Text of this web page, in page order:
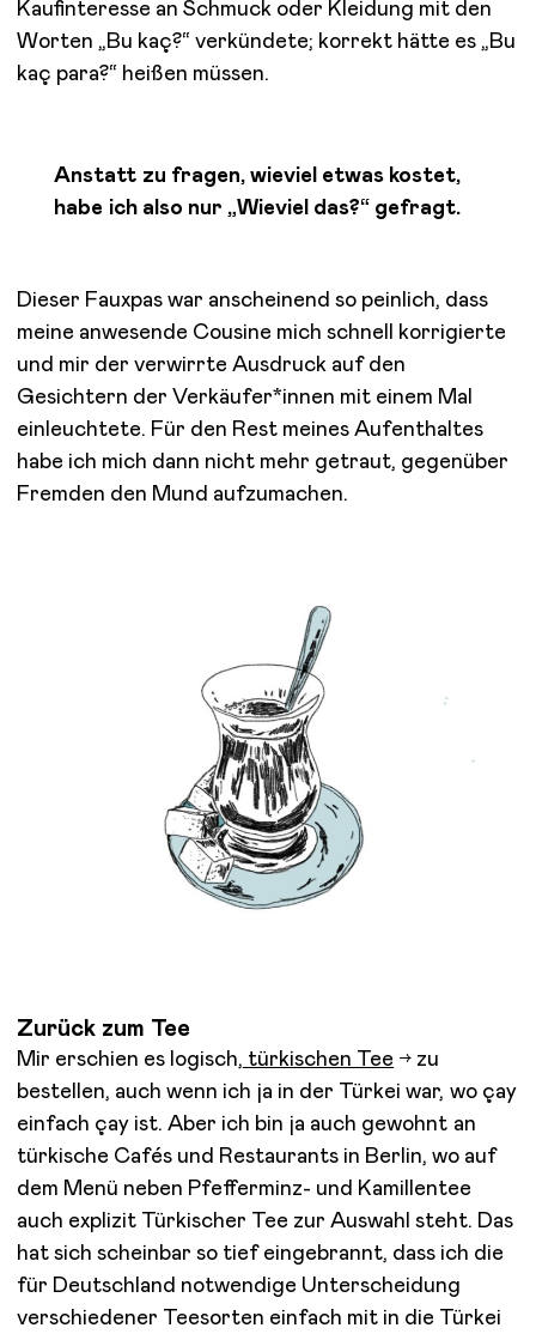
Kaufinteresse an Schmuck oder Kleidung mit den
Worten „Bu kaç?“ verkündete; korrekt hätte es „Bu
kaç para?“ heißen müssen.
Anstatt zu fragen, wieviel etwas kostet,
habe ich also nur „Wieviel das?“ gefragt.
Dieser Fauxpas war anscheinend so peinlich, dass
meine anwesende Cousine mich schnell korrigierte
und mir der verwirrte Ausdruck auf den
Gesichtern der Verkäufer*innen mit einem Mal
einleuchtete. Für den Rest meines Aufenthaltes
habe ich mich dann nicht mehr getraut, gegenüber
Fremden den Mund aufzumachen.
Zurück zum Tee
Mir erschien es logisch, türkischen Tee
zu
bestellen, auch wenn ich ja in der Türkei war, wo çay
einfach çay ist. Aber ich bin ja auch gewohnt an
türkische Cafés und Restaurants in Berlin, wo auf
dem Menü neben Pfefferminz- und Kamillentee
auch explizit Türkischer Tee zur Auswahl steht. Das
hat sich scheinbar so tief eingebrannt, dass ich die
für Deutschland notwendige Unterscheidung
verschiedener Teesorten einfach mit in die Türkei